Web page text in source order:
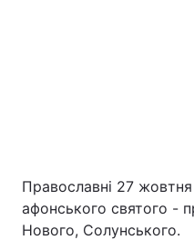
Дніпро
Православні 27
афонського святого -
Нового, Солунського.